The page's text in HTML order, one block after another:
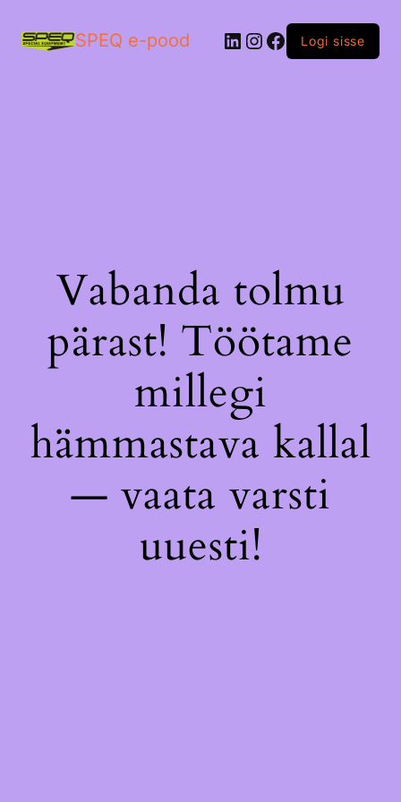
SPEQ e-pood LinkedIn
Instagram
Facebook
Logi sisse
Vabanda tolmu
pärast! Töötame
millegi
hämmastava kallal
— vaata varsti
uuesti!